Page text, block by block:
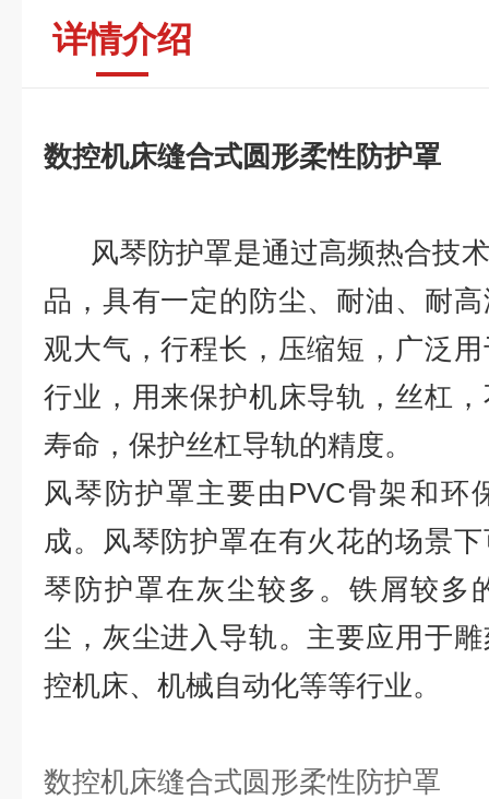
详情介绍
数控机床缝合式圆形柔性防护罩
风琴防护罩是通过高频热合技
品，具有一定的防尘、耐油、耐
观大气，行程长，压缩短，广泛
行业，用来保护机床导轨，丝杠
寿命，保护丝杠导轨的精度。
风琴防护罩主要由PVC骨架和环
成。风琴防护罩在有火花的场景
琴防护罩在灰尘较多。铁屑较多
尘，灰尘进入导轨。主要应用于
控机床、机械自动化等等行业。
数控机床缝合式圆形柔性防护罩